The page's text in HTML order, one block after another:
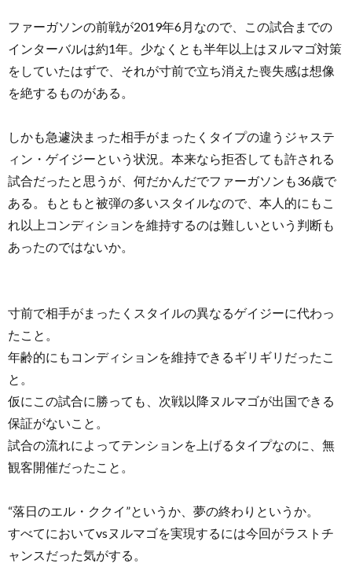
ファーガソンの前戦が2019年6月なので、この試合までの
インターバルは約1年。少なくとも半年以上はヌルマゴ対策
をしていたはずで、それが寸前で立ち消えた喪失感は想像
を絶するものがある。
しかも急遽決まった相手がまったくタイプの違うジャステ
ィン・ゲイジーという状況。本来なら拒否しても許される
試合だったと思うが、何だかんだでファーガソンも36歳で
ある。もともと被弾の多いスタイルなので、本人的にもこ
れ以上コンディションを維持するのは難しいという判断も
あったのではないか。
寸前で相手がまったくスタイルの異なるゲイジーに代わっ
たこと。
年齢的にもコンディションを維持できるギリギリだったこ
と。
仮にこの試合に勝っても、次戦以降ヌルマゴが出国できる
保証がないこと。
試合の流れによってテンションを上げるタイプなのに、無
観客開催だったこと。
“落日のエル・ククイ”というか、夢の終わりというか。
すべてにおいてvsヌルマゴを実現するには今回がラストチ
ャンスだった気がする。